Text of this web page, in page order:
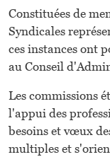
Constituées de
Syndicales
ces instances ont
au Conseil
Les commissions
l'appui des
besoins et vœux
multiples et